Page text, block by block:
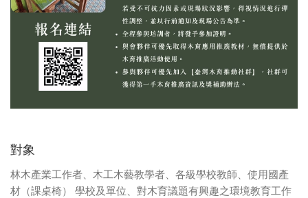
對象
林木產業工作者、木工木藝教學者、各級學校教師、使用國產
材（課桌椅） 學校及單位、對木育議題有興趣之環境教育工作